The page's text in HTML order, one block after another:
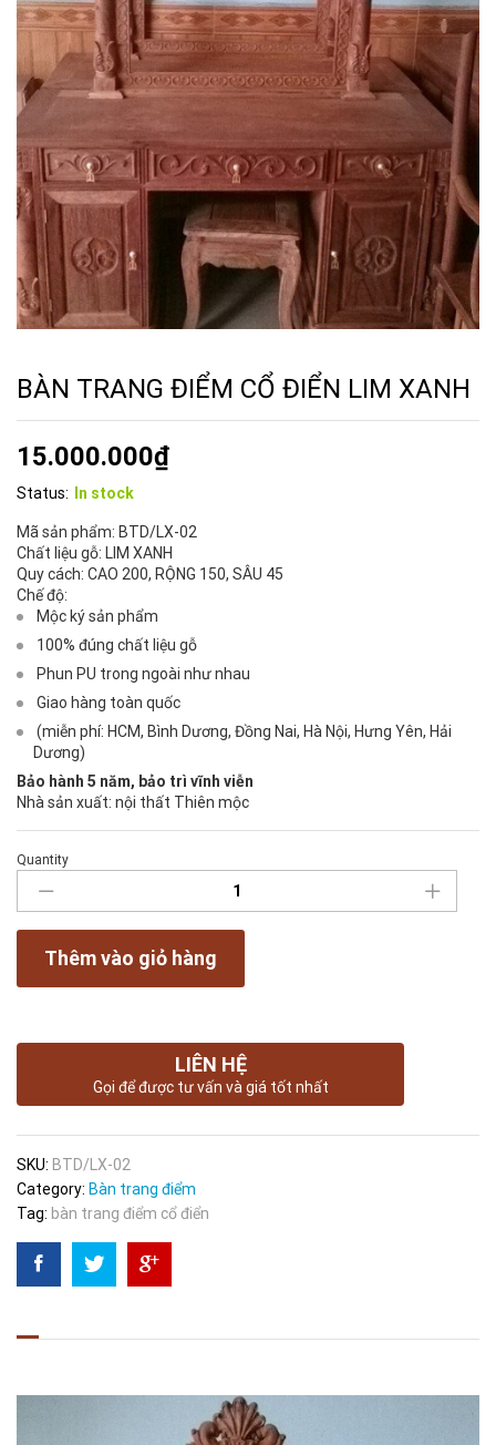
BÀN TRANG ĐIỂM CỔ ĐIỂN LIM XANH
15.000.000₫
Status: In stock
Mã sản phẩm: BTD/LX-02
Chất liệu gỗ: LIM XANH
Quy cách: CAO 200, RỘNG 150, SÂU 45
Chế độ:
Mộc ký sản phẩm
100% đúng chất liệu gỗ
Phun PU trong ngoài như nhau
Giao hàng toàn quốc
(miễn phí: HCM, Bình Dương, Đồng Nai, Hà Nội, Hưng Yên, Hải
Dương)
Bảo hành 5 năm, bảo trì vĩnh viễn
Nhà sản xuất: nội thất Thiên mộc
BÀN
TRANG
ĐIỂM
CỔ
LIM
Quantity
Thêm vào giỏ hàng
LIÊN HỆ
Gọi để được tư vấn và giá tốt nhất
SKU: BTD/LX-02
Category: Bàn trang điểm
Tag: bàn trang điểm cổ điển